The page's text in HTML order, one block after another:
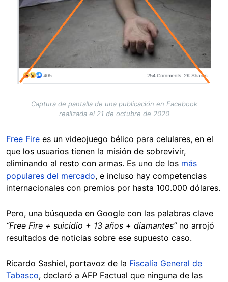
Captura de pantalla de una publicación en Facebook
realizada el 21 de octubre de 2020
Free Fire es un videojuego bélico para celulares, en el
que los usuarios tienen la misión de sobrevivir,
eliminando al resto con armas. Es uno de los más
populares del mercado, e incluso hay competencias
internacionales con premios por hasta 100.000 dólares.
Pero, una búsqueda en Google con las palabras clave
“Free Fire + suicidio + 13 años + diamantes” no arrojó
resultados de noticias sobre ese supuesto caso.
Ricardo Sashiel, portavoz de la Fiscalía General de
Tabasco, declaró a AFP Factual que ninguna de las